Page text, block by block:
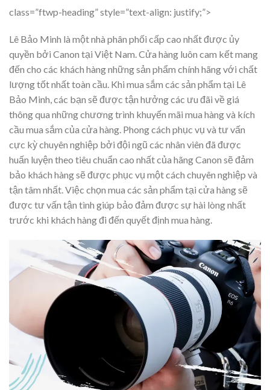
class=”ftwp-heading” style=”text-align: justify;”>
Lê Bảo Minh là một nhà phân phối cấp cao nhất được ủy
quyền bởi Canon tại Việt Nam. Cửa hàng luôn cam kết mang
đến cho các khách hàng những sản phẩm chính hãng với chất
lượng tốt nhất toàn cầu. Khi mua sắm các sản phẩm tại Lê
Bảo Minh, các bạn sẽ được tận hưởng các ưu đãi về giá
thông qua những chương trình khuyến mãi mua hàng và kích
cầu mua sắm của cửa hàng. Phong cách phục vụ và tư vấn
cực kỳ chuyên nghiệp bởi đội ngũ các nhân viên đã được
huấn luyện theo tiêu chuẩn cao nhất của hãng Canon sẽ đảm
bảo khách hàng sẽ được phục vụ một cách chuyên nghiệp và
tận tâm nhất. Việc chọn mua các sản phẩm tại cửa hàng sẽ
được tư vấn tận tình giúp bảo đảm được sự hài lòng nhất
trước khi khách hàng đi đến quyết định mua hàng.